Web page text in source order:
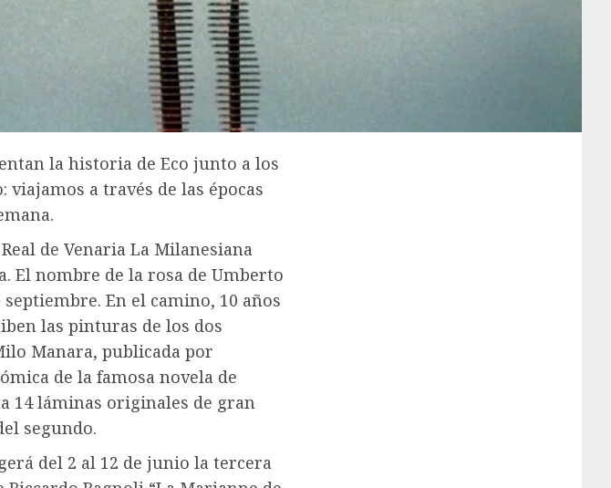
la historia de Eco junto a los
a través de las épocas
Real de Venaria La Milanesiana
El nombre de la rosa de Umberto
En el camino, 10 años
las pinturas de los dos
Manara, publicada por
de la famosa novela de
14 láminas originales de gran
segundo.
del 2 al 12 de junio la tercera